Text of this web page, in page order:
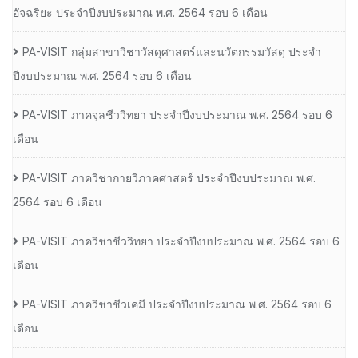
อัจฉริยะ ประจำปีงบประมาณ พ.ศ. 2564 รอบ 6 เดือน
PA-VISIT กลุ่มสาขาวิชาวัสดุศาสตร์และนวัตกรรมวัสดุ ประจำ
ปีงบประมาณ พ.ศ. 2564 รอบ 6 เดือน
PA-VISIT ภาคจุลชีววิทยา ประจำปีงบประมาณ พ.ศ. 2564 รอบ 6
เดือน
PA-VISIT ภาควิชากายวิภาคศาสตร์ ประจำปีงบประมาณ พ.ศ.
2564 รอบ 6 เดือน
PA-VISIT ภาควิชาชีววิทยา ประจำปีงบประมาณ พ.ศ. 2564 รอบ 6
เดือน
PA-VISIT ภาควิชาชีวเคมี ประจำปีงบประมาณ พ.ศ. 2564 รอบ 6
เดือน